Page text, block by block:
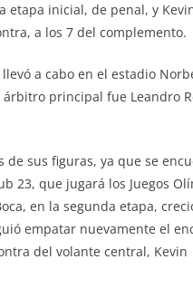
etapa inicial, de penal, y
a los 7 del complemento.
a cabo en el estadio
árbitro principal fue Leandro
de sus figuras, ya que se
23, que jugará los Juegos
en la segunda etapa,
empatar nuevamente el
del volante central, Kevin